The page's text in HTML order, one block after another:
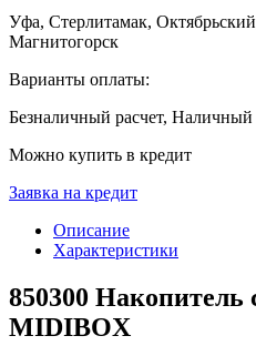
Уфа, Стерлитамак,
Магнитогорск
Варианты оплаты:
Безналичный расчет, Наличный
Можно купить в кредит
Заявка на кредит
Описание
Характеристики
850300 Накопитель
MIDIBOX